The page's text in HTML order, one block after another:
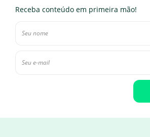
Receba conteúdo em primeira mão!